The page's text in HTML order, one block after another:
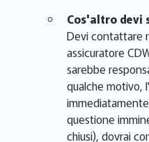
Cos'altro devi
Devi contattare
assicuratore
sarebbe
qualche motivo,
questione
chiusi), dovrai